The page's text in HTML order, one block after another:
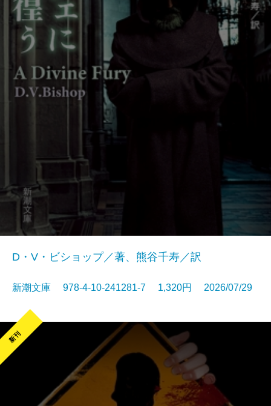
D・V・ビショップ／著、熊谷千寿／訳
新潮文庫 978-4-10-241281-7 1,320円 2026/07/29
新刊